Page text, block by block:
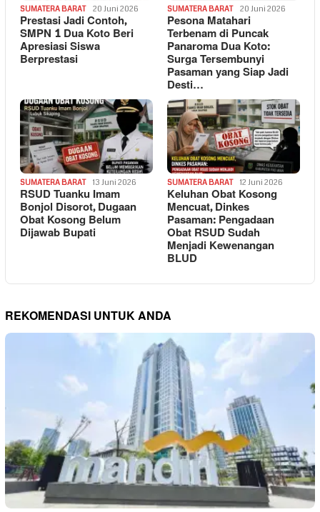
SUMATERA BARAT 20 Juni 2026
Prestasi Jadi Contoh,
SMPN 1 Dua Koto Beri
Apresiasi Siswa
Berprestasi
SUMATERA BARAT 20 Juni 2026
Pesona Matahari
Terbenam di Puncak
Panaroma Dua Koto:
Surga Tersembunyi
Pasaman yang Siap Jadi
Desti…
SUMATERA BARAT 13 Juni 2026
RSUD Tuanku Imam
Bonjol Disorot, Dugaan
Obat Kosong Belum
Dijawab Bupati
SUMATERA BARAT 12 Juni 2026
Keluhan Obat Kosong
Mencuat, Dinkes
Pasaman: Pengadaan
Obat RSUD Sudah
Menjadi Kewenangan
BLUD
REKOMENDASI UNTUK ANDA